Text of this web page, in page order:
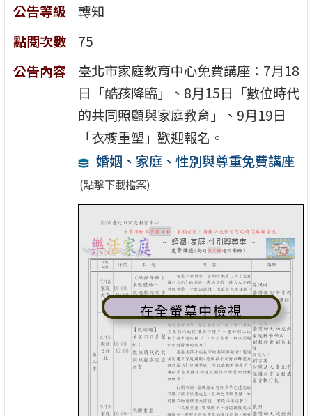
公告等級
轉知
點閱次數
75
公告內容
臺北市家庭教育中心免費講座：7月18
日「酷孩降臨」、8月15日「數位時代
的共同照顧與家庭教育」、9月19日
「衣櫥重塑」歡迎報名。
婚姻、家庭、性別與尊重免費講座
(點擊下載檔案)
在全螢幕中檢視